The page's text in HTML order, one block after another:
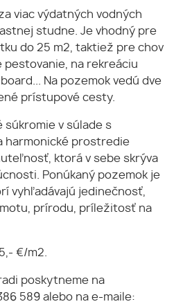
viac výdatných vodných
studne. Je vhodný pre
do 25 m2, taktiež pre chov
pestovanie, na rekreáciu
Na pozemok vedú dve
prístupové cesty.
súkromie v súlade s
harmonické prostredie
ktorá v sebe skrýva
Ponúkaný pozemok je
vyhľadávajú jedinečnosť,
prírodu, príležitosť na
€/m2.
poskytneme na
589 alebo na e-maile: